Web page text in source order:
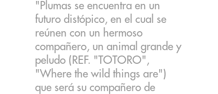
"Plumas se encuentra en un
futuro distópico, en el cual se
reúnen con un hermoso
compañero, un animal grande y
peludo (REF. "TOTORO",
"Where the wild things are")
que será su compañero de